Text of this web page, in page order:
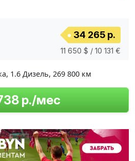
34 265 р.
11 650 $ / 10 131 €
, 1.6 Дизель, 269 800 км
р./мес